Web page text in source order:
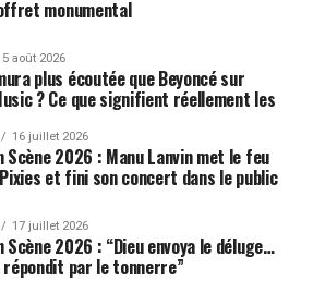
monumental
5 août 2026
plus écoutée que Beyoncé sur
? Ce que signifient réellement les
16 juillet 2026
Scène 2026 : Manu Lanvin met le feu
et fini son concert dans le public
17 juillet 2026
Scène 2026 : “Dieu envoya le déluge…
par le tonnerre”